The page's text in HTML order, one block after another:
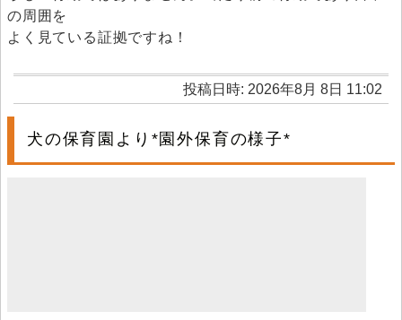
の周囲を
よく見ている証拠ですね！
投稿日時: 2026年8月 8日 11:02
犬の保育園より*園外保育の様子*